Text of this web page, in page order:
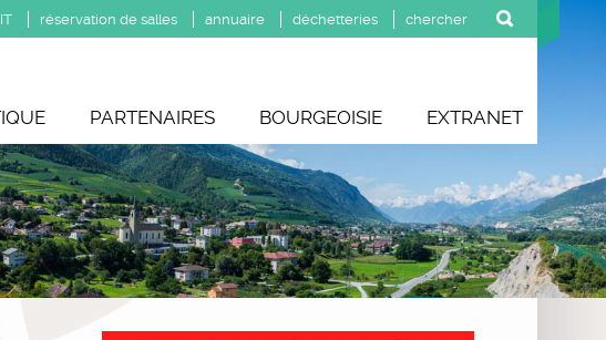
réservation de salles annuaire déchetteries
PARTENAIRES BOURGEOISIE EXTRANET